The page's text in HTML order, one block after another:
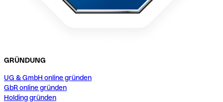
GRÜNDUNG
UG & GmbH online gründen
GbR online gründen
Holding gründen